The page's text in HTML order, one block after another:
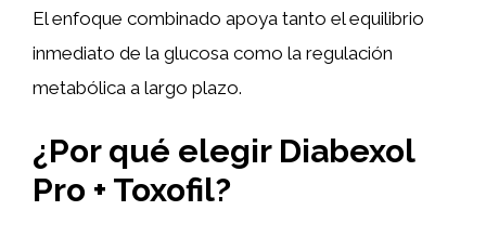
El enfoque combinado apoya tanto el equilibrio
inmediato de la glucosa como la regulación
metabólica a largo plazo.
¿Por qué elegir Diabexol
Pro + Toxofil?